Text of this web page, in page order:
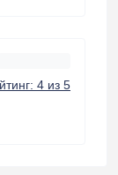
4 из 5